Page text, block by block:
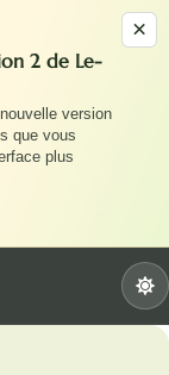
×
2 de Le-
version
que vous
plus